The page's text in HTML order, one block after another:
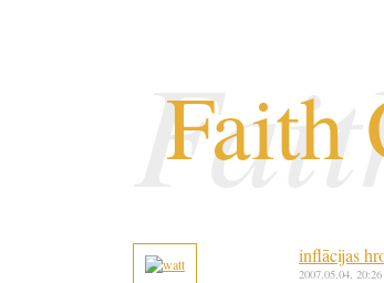
Faith
inflācijas
2007.05.04, 20:26